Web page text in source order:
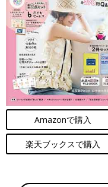
Amazonで購入
楽天ブックスで購入